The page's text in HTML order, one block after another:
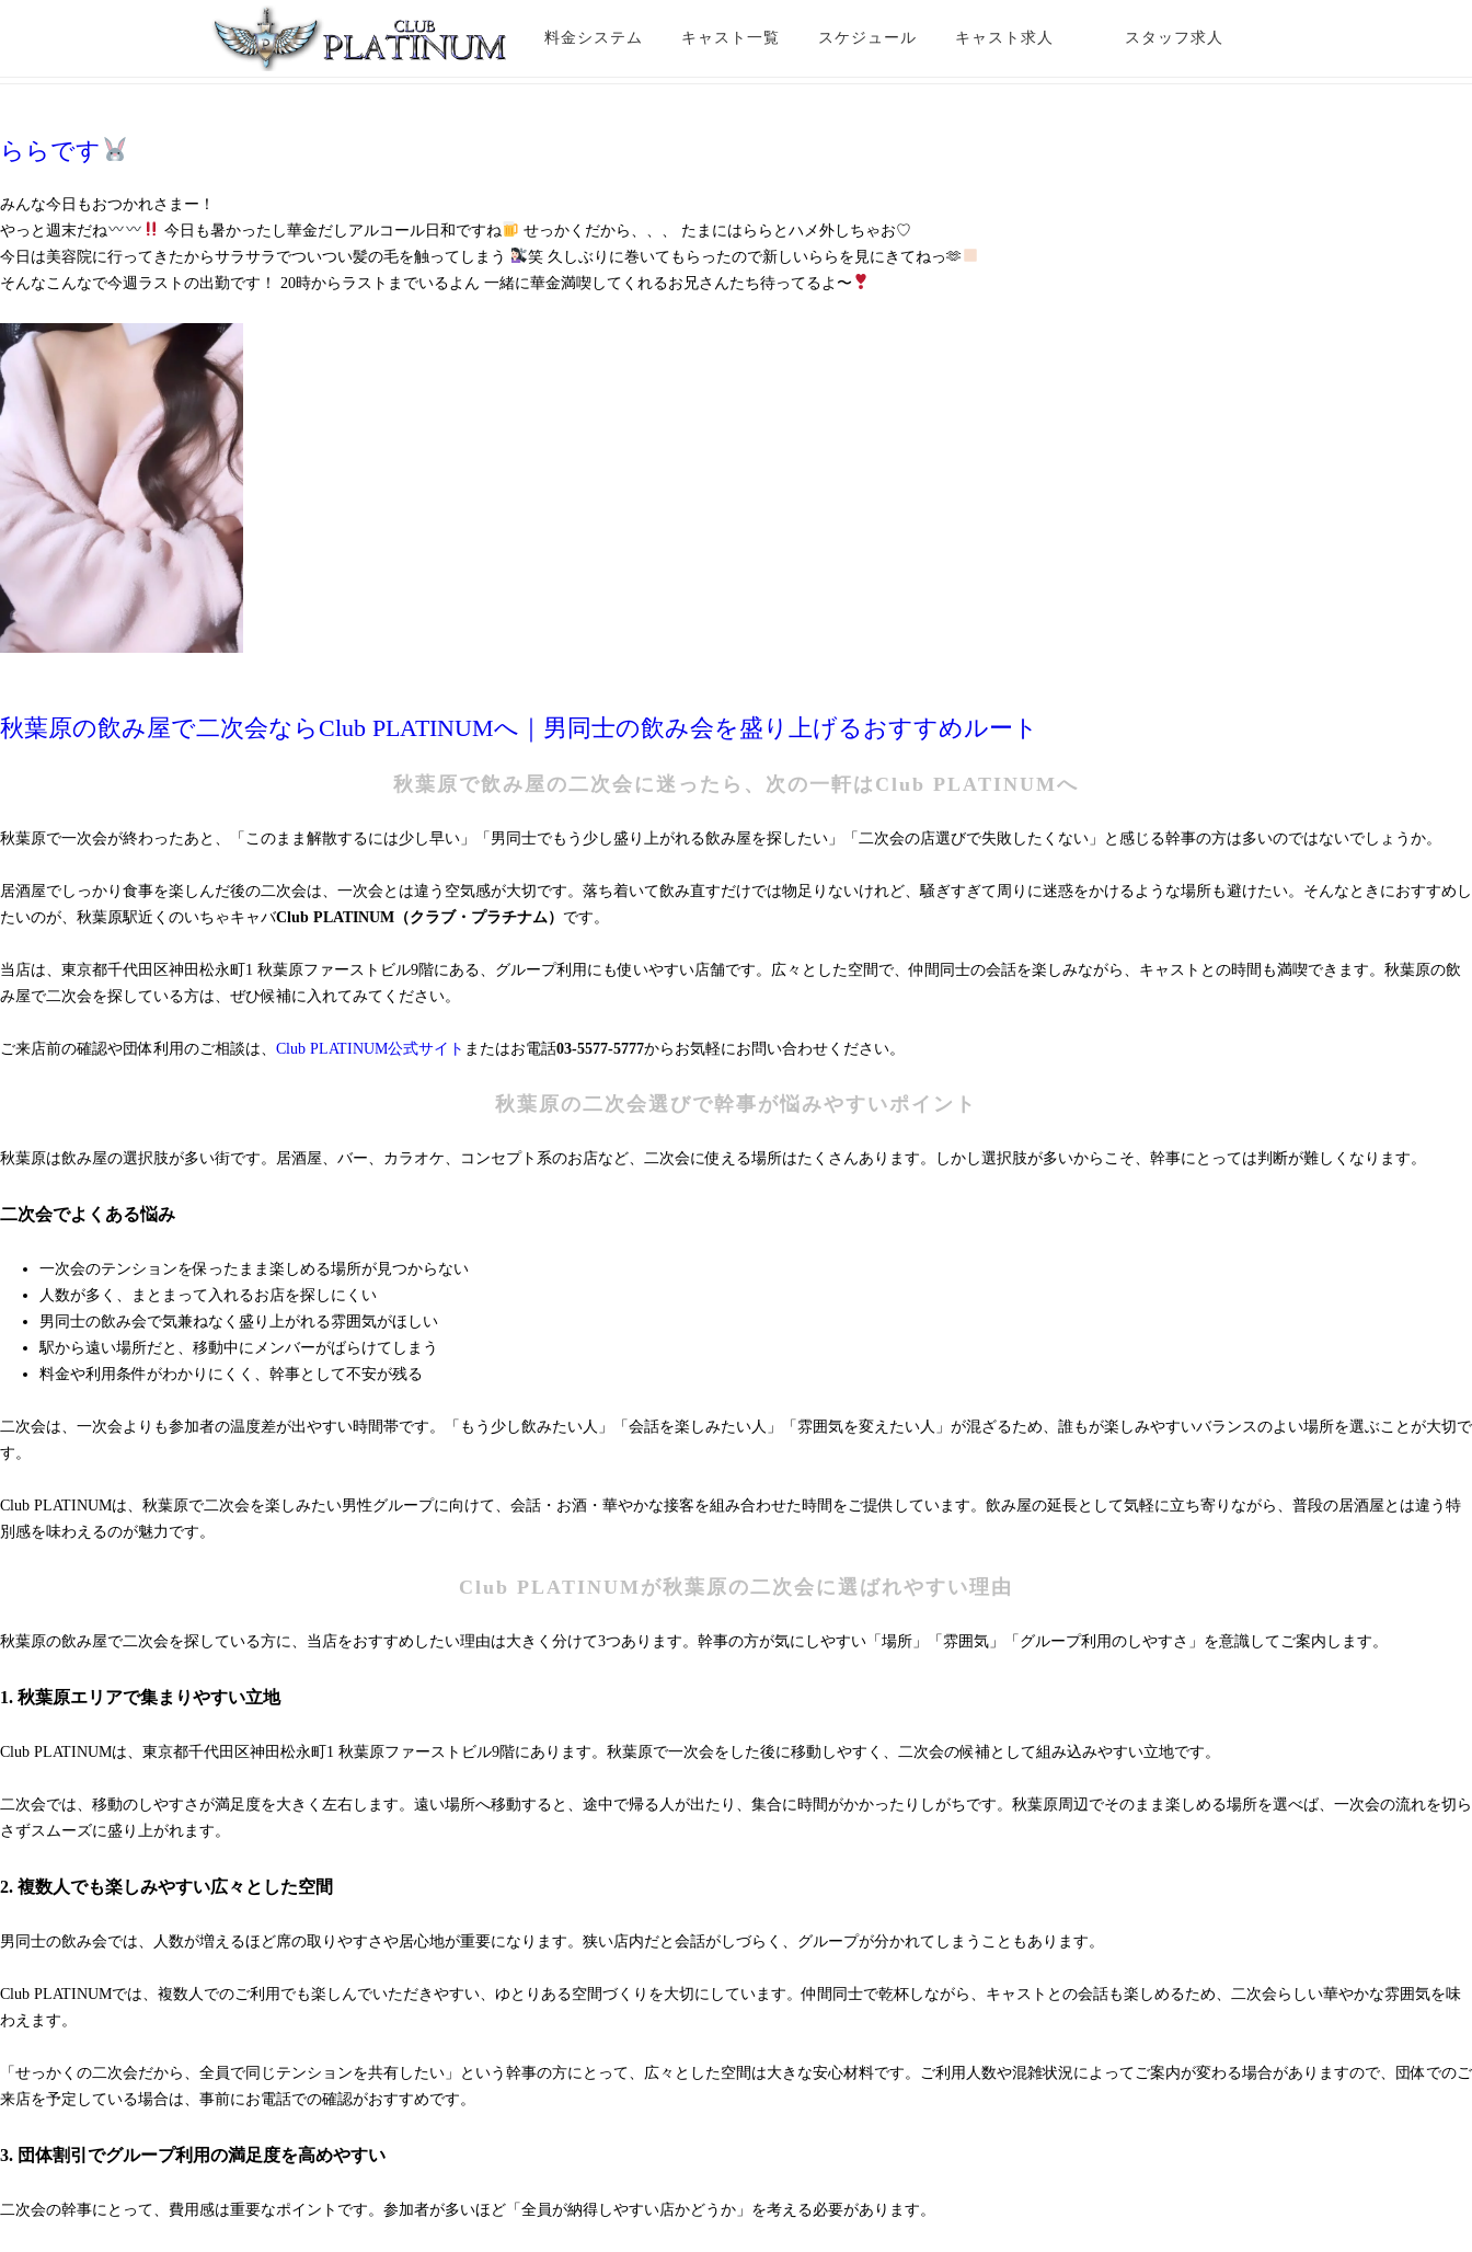
料金システム キャスト一覧 スケジュール キャスト求人 スタッフ求人
ららです
みんな今日もおつかれさまー！
やっと週末だね
今日も暑かったし華金だしアルコール日和ですね
せっかくだから、、、 たまにはららとハメ外しちゃお♡
今日は美容院に行ってきたからサラサラでついつい髪の毛を触ってしまう
笑 久しぶりに巻いてもらったので新しいららを見にきてねっ🫶
そんなこんなで今週ラストの出勤です！ 20時からラストまでいるよん 一緒に華金満喫してくれるお兄さんたち待ってるよ〜
秋葉原の飲み屋で二次会ならClub PLATINUMへ｜男同士の飲み会を盛り上げるおすすめルート
秋葉原で飲み屋の二次会に迷ったら、次の一軒はClub PLATINUMへ
秋葉原で一次会が終わったあと、「このまま解散するには少し早い」「男同士でもう少し盛り上がれる飲み屋を探したい」「二次会の店選びで失敗したくない」と感じる幹事の方は多いのではないでしょうか。
居酒屋でしっかり食事を楽しんだ後の二次会は、一次会とは違う空気感が大切です。落ち着いて飲み直すだけでは物足りないけれど、騒ぎすぎて周りに迷惑をかけるような場所も避けたい。そんなときにおすすめし
たいのが、秋葉原駅近くのいちゃキャバClub PLATINUM（クラブ・プラチナム） です。
当店は、東京都千代田区神田松永町1 秋葉原ファーストビル9階にある、グループ利用にも使いやすい店舗です。広々とした空間で、仲間同士の会話を楽しみながら、キャストとの時間も満喫できます。秋葉原の飲
み屋で二次会を探している方は、ぜひ候補に入れてみてください。
ご来店前の確認や団体利用のご相談は、 Club PLATINUM公式サイト またはお電話03-5577-5777からお気軽にお問い合わせください。
秋葉原の二次会選びで幹事が悩みやすいポイント
秋葉原は飲み屋の選択肢が多い街です。居酒屋、バー、カラオケ、コンセプト系のお店など、二次会に使える場所はたくさんあります。しかし選択肢が多いからこそ、幹事にとっては判断が難しくなります。
二次会でよくある悩み
一次会のテンションを保ったまま楽しめる場所が見つからない
人数が多く、まとまって入れるお店を探しにくい
男同士の飲み会で気兼ねなく盛り上がれる雰囲気がほしい
駅から遠い場所だと、移動中にメンバーがばらけてしまう
料金や利用条件がわかりにくく、幹事として不安が残る
二次会は、一次会よりも参加者の温度差が出やすい時間帯です。「もう少し飲みたい人」「会話を楽しみたい人」「雰囲気を変えたい人」が混ざるため、誰もが楽しみやすいバランスのよい場所を選ぶことが大切で
す。
Club PLATINUMは、秋葉原で二次会を楽しみたい男性グループに向けて、会話・お酒・華やかな接客を組み合わせた時間をご提供しています。飲み屋の延長として気軽に立ち寄りながら、普段の居酒屋とは違う特
別感を味わえるのが魅力です。
Club PLATINUMが秋葉原の二次会に選ばれやすい理由
秋葉原の飲み屋で二次会を探している方に、当店をおすすめしたい理由は大きく分けて3つあります。幹事の方が気にしやすい「場所」「雰囲気」「グループ利用のしやすさ」を意識してご案内します。
1. 秋葉原エリアで集まりやすい立地
Club PLATINUMは、東京都千代田区神田松永町1 秋葉原ファーストビル9階にあります。秋葉原で一次会をした後に移動しやすく、二次会の候補として組み込みやすい立地です。
二次会では、移動のしやすさが満足度を大きく左右します。遠い場所へ移動すると、途中で帰る人が出たり、集合に時間がかかったりしがちです。秋葉原周辺でそのまま楽しめる場所を選べば、一次会の流れを切ら
さずスムーズに盛り上がれます。
2. 複数人でも楽しみやすい広々とした空間
男同士の飲み会では、人数が増えるほど席の取りやすさや居心地が重要になります。狭い店内だと会話がしづらく、グループが分かれてしまうこともあります。
Club PLATINUMでは、複数人でのご利用でも楽しんでいただきやすい、ゆとりある空間づくりを大切にしています。仲間同士で乾杯しながら、キャストとの会話も楽しめるため、二次会らしい華やかな雰囲気を味
わえます。
「せっかくの二次会だから、全員で同じテンションを共有したい」という幹事の方にとって、広々とした空間は大きな安心材料です。ご利用人数や混雑状況によってご案内が変わる場合がありますので、団体でのご
来店を予定している場合は、事前にお電話での確認がおすすめです。
3. 団体割引でグループ利用の満足度を高めやすい
二次会の幹事にとって、費用感は重要なポイントです。参加者が多いほど「全員が納得しやすい店かどうか」を考える必要があります。